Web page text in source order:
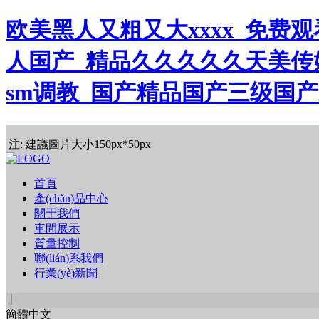
欧美黑人又粗又大xxxx_免费
人国产_精品久久久久久天美
sm调教_国产精品国产三级国
注: 建議圖片大小150px*50px
首頁
產(chǎn)品中心
關于我們
車間展示
質量控制
聯(lián)系我們
行業(yè)新聞
簡體中文